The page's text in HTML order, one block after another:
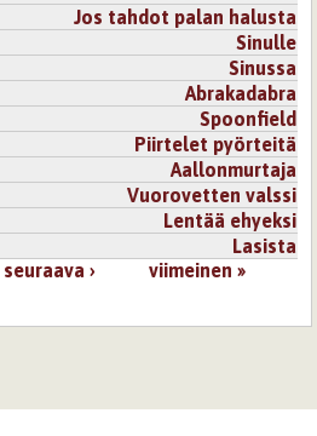
Jos tahdot palan halusta
Sinulle
Sinussa
Abrakadabra
Spoonfield
Piirtelet pyörteitä
Aallonmurtaja
Vuorovetten valssi
Lentää ehyeksi
Lasista
seuraava › viimeinen »